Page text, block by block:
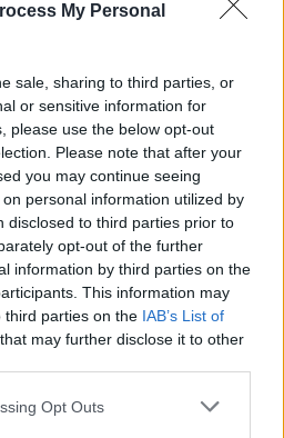
My Personal
sale, sharing to third parties, or
or sensitive information for
please use the below opt-out
Please note that after your
you may continue seeing
personal information utilized by
disclosed to third parties prior to
opt-out of the further
information by third parties on the
This information may
third parties on the IAB’s List of
that may further disclose it to other
app uses one or more Google
Opt Outs
fiával.
„De éppen
mert itt szokott lenni a
vele találkozni” – tette
MNB-ből való távozását
hetekben” beszélt